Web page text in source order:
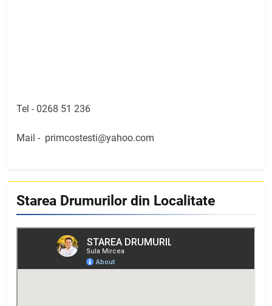
Tel - 0268 51 236
Mail - primcostesti@yahoo.com
Starea Drumurilor din Localitate